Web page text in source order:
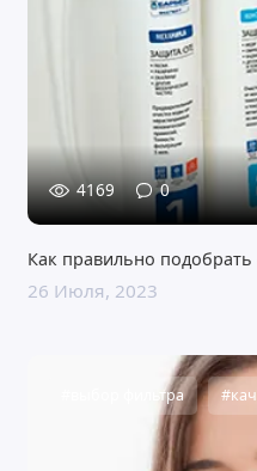
4169 0
Как правильно подобрать
26 Июля, 2023
#выбор фильтра